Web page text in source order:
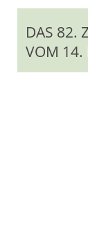
DAS 82.
VOM 14.